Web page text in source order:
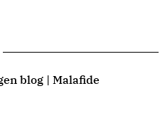
blog | Malafide